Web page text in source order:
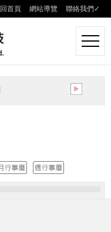
回首頁 網站導覽 聯絡我們✓
24 25
1 2